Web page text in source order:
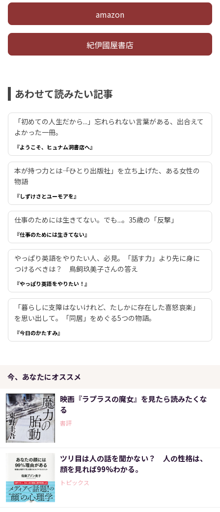
amazon
紀伊國屋書店
あわせて読みたい記事
「初めての人生だから...」忘れられない言葉がある、出合えて
よかった一冊。
『ようこそ、ヒュナム洞書店へ』
本が持つ力とは――「ひとり出版社」を立ち上げた、ある女性の
物語
『しずけさとユーモアを』
仕事のためには生きてない。でも...。35歳の「反撃」
『仕事のためには生きてない』
やっぱり英語をやりたい人、必見。「話す力」より先に身に
つけるべきは？ 鳥飼玖美子さんの答え
『やっぱり英語をやりたい！』
「暮らしに支障はないけれど、たしかに存在した喜怒哀楽」
を思い出して。「同居」をめぐる5つの物語。
『今日のかたすみ』
今、あなたにオススメ
映画『ラプラスの魔女』を見たら読みたくな
る
書評
ツリ目は人の話を聞かない？ 人の性格は、
顔を見れば99%わかる。
トピックス